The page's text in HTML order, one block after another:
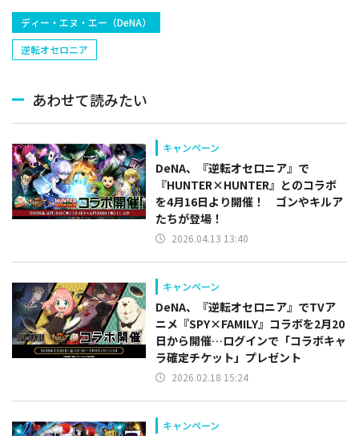
ディー・エヌ・エー（DeNA）
逆転オセロニア
あわせて読みたい
キャンペーン
DeNA、『逆転オセロニア』で
『HUNTER×HUNTER』とのコラボ
を4月16日より開催！ ゴンやキルア
たちが登場！
2026.04.13 13:40
キャンペーン
DeNA、『逆転オセロニア』でTVア
ニメ『SPY×FAMILY』コラボを2月20
日から開催…ログインで「コラボキャ
ラ確定チケット」プレゼント
2026.02.18 15:24
キャンペーン